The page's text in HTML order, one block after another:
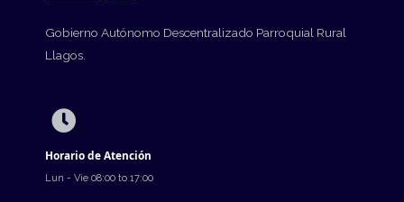
Gobierno Autónomo Descentralizado Parroquial Rural
Llagos.
Horario de Atención
Lun - Vie 08:00 to 17:00